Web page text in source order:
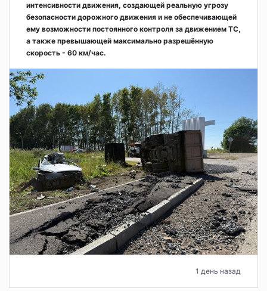
интенсивности движения, создающей реальную угрозу
безопасности дорожного движения и не обеспечивающей
ему возможности постоянного контроля за движением ТС,
а также превышающей максимально разрешённую
скорость - 60 км/час.
1 день назад